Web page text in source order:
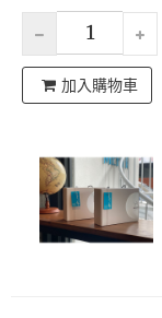
加入購物車